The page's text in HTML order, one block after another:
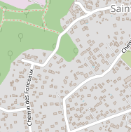
32
32 r jules